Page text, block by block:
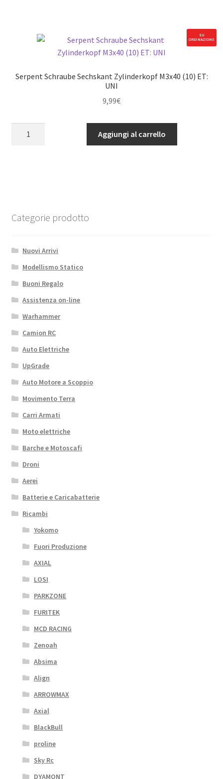
SU
ORDINAZIONE
Serpent Schraube Sechskant Zylinderkopf M3x40 (10) ET:
UNI
9,99€
UNI
Aggiungi al carrello
Categorie prodotto
Nuovi Arrivi
Modellismo Statico
Buoni Regalo
Assistenza on-line
Warhammer
Camion RC
Auto Elettriche
UpGrade
Auto Motore a Scoppio
Movimento Terra
Carri Armati
Moto elettriche
Barche e Motoscafi
Droni
Aerei
Batterie e Caricabatterie
Ricambi
Yokomo
Fuori Produzione
AXIAL
LOSI
PARKZONE
FURITEK
MCD RACING
Zenoah
Absima
Align
ARROWMAX
Axial
BlackBull
proline
Sky Rc
DYAMONT